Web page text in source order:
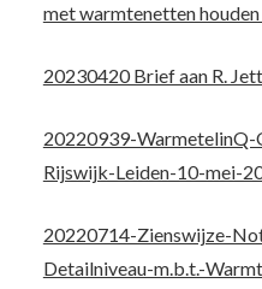
met warmtenetten
20230420 Brief aan R.
20220939-
Rijswijk-Leiden-10-mei-
20220714-Zienswijze-
Detailniveau-m.b.t.-